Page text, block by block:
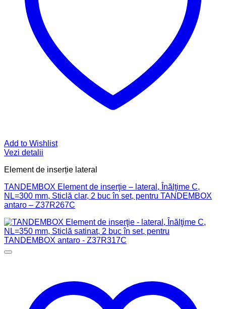
Add to Wishlist
Vezi detalii
Element de inserție lateral
TANDEMBOX Element de inserţie – lateral, Înălţime C,
NL=300 mm, Sticlă clar, 2 buc în set, pentru TANDEMBOX
antaro – Z37R267C